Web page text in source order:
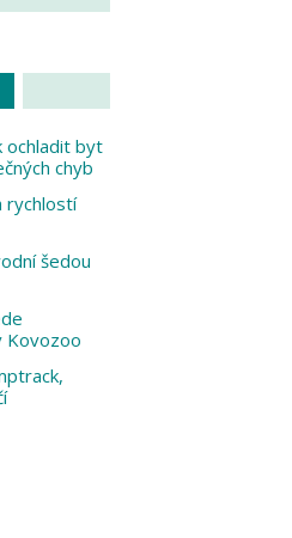
ochladit byt
chyb
rychlostí
šedou
Kovozoo